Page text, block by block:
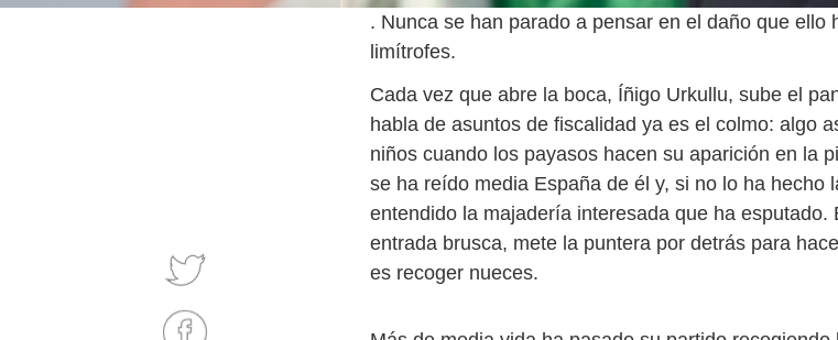
. Nunca se han parado a pensar en el daño que ello
limítrofes.
Cada vez que abre la boca, Íñigo Urkullu, sube el
habla de asuntos de fiscalidad ya es el colmo: algo
niños cuando los payasos hacen su aparición en la
se ha reído media España de él y, si no lo ha hecho
entendido la majadería interesada que ha
entrada brusca, mete la puntera por detrás para
es recoger nueces.